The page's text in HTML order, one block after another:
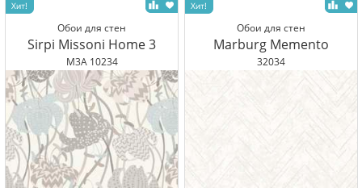
Обои для стен
Sirpi Missoni Home 3
M3A 10234
Обои для стен
Marburg Memento
32034